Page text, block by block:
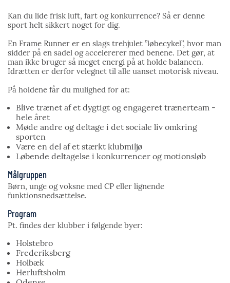
Kan du lide frisk luft, fart og konkurrence? Så er denne
sport helt sikkert noget for dig.
En Frame Runner er en slags trehjulet ”løbecykel”, hvor man
sidder på en sadel og accelererer med benene. Det gør, at
man ikke bruger så meget energi på at holde balancen.
Idrætten er derfor velegnet til alle uanset motorisk niveau.
På holdene får du mulighed for at:
Blive trænet af et dygtigt og engageret trænerteam -
hele året
Møde andre og deltage i det sociale liv omkring
sporten
Være en del af et stærkt klubmiljø
Løbende deltagelse i konkurrencer og motionsløb
Målgruppen
Børn, unge og voksne med CP eller lignende
funktionsnedsættelse.
Program
Pt. findes der klubber i følgende byer:
Holstebro
Frederiksberg
Holbæk
Herluftsholm